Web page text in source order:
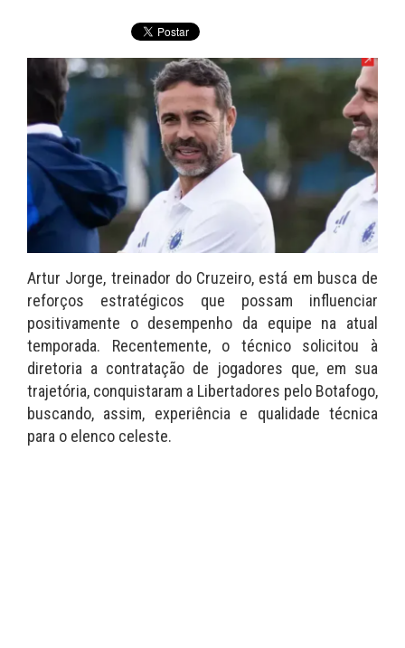
Artur Jorge, treinador do Cruzeiro, está em busca de
reforços estratégicos que possam influenciar
positivamente o desempenho da equipe na atual
temporada. Recentemente, o técnico solicitou à
diretoria a contratação de jogadores que, em sua
trajetória, conquistaram a Libertadores pelo Botafogo,
buscando, assim, experiência e qualidade técnica
para o elenco celeste.